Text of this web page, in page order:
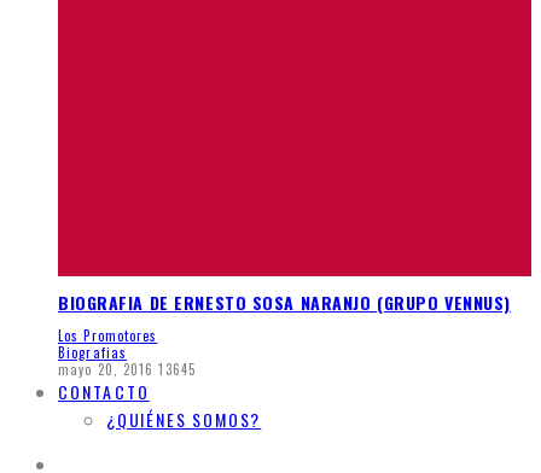
BIOGRAFIA DE ERNESTO SOSA NARANJO (GRUPO VENNUS)
Los Promotores
Biografias
mayo 20, 2016 13645
CONTACTO
¿QUIÉNES SOMOS?